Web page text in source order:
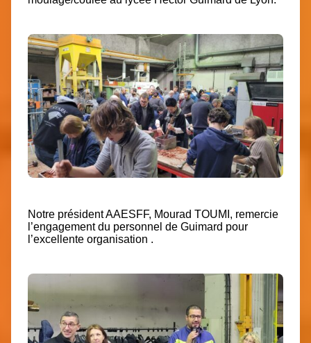
Notre président AAESFF, Mourad TOUMI, remercie
l’engagement du personnel de Guimard pour
l’excellente organisation .